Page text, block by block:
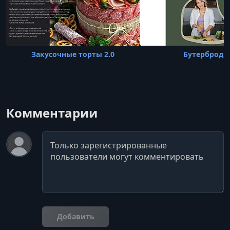
18 Закусочный наполеон с пастой из печени трески
УРОК 19. 00:07:42
19 Картофельно-грибной закусочный торт
00:15:43
21 Зеленый торт со слабосоленой семгой
УРОК 22. 00:13:31
22 Закусочный торт с копченой скумбрией и
картофелем
24 Закусочный наполеон семга-вяленые томаты
Закусочные торты 2.0 Бутерброды
Комментарии
Комментарий
Добавить